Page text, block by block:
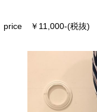
price ￥11,000-(税抜)